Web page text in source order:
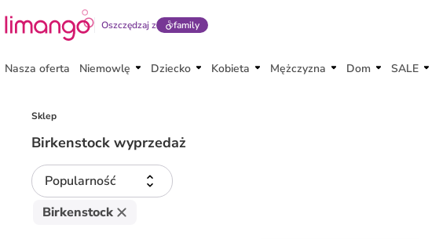
Oszczędzaj z family
Nasza oferta Niemowlę Dziecko Kobieta Mężczyzna Dom SALE
Sklep
Birkenstock wyprzedaż
Popularność
Birkenstock